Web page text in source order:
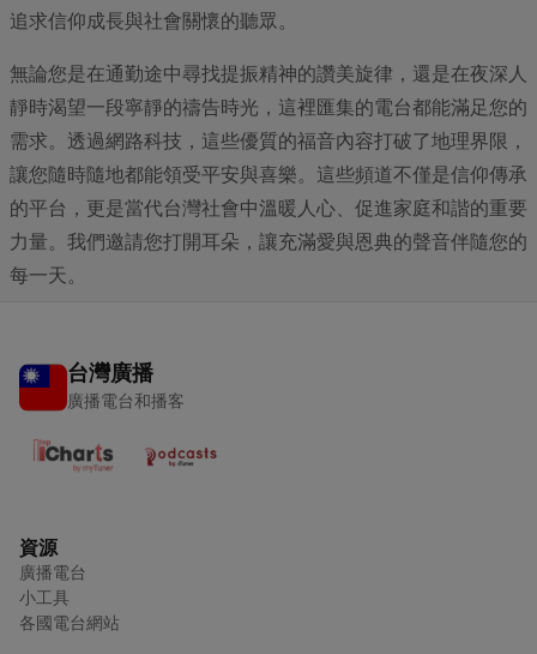
追求信仰成長與社會關懷的聽眾。
無論您是在通勤途中尋找提振精神的讚美旋律，還是在夜深人
靜時渴望一段寧靜的禱告時光，這裡匯集的電台都能滿足您的
需求。透過網路科技，這些優質的福音內容打破了地理界限，
讓您隨時隨地都能領受平安與喜樂。這些頻道不僅是信仰傳承
的平台，更是當代台灣社會中溫暖人心、促進家庭和諧的重要
力量。我們邀請您打開耳朵，讓充滿愛與恩典的聲音伴隨您的
每一天。
台灣廣播
廣播電台和播客
資源
廣播電台
小工具
各國電台網站